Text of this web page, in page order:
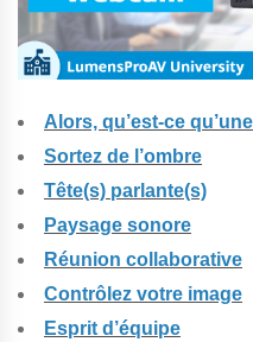
Alors, qu’est-ce
Sortez de l’ombre
Tête(s) parlante(s)
Paysage sonore
Réunion collaborative
Contrôlez votre image
Esprit d’équipe